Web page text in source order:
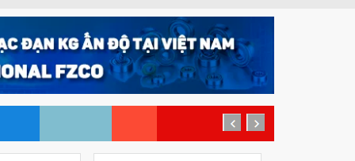
prev next